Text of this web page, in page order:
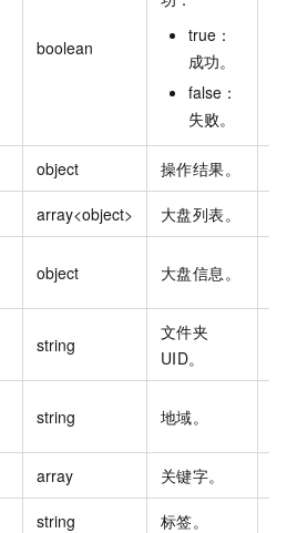
boolean
true：
成功。
false：
失败。
object 操作结果。
array<object> 大盘列表。
object 大盘信息。
string
文件夹
UID。
string 地域。
array 关键字。
string 标签。